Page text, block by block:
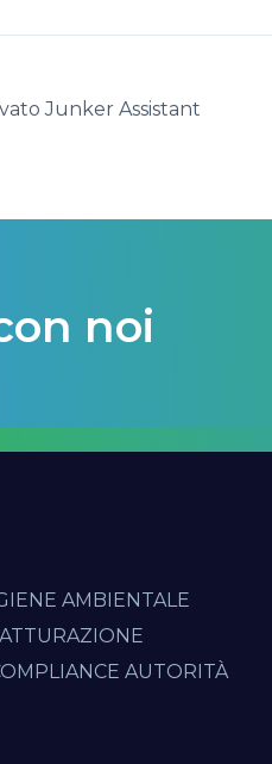
Junker Assistant
noi
AMBIENTALE
AUTORITÀ